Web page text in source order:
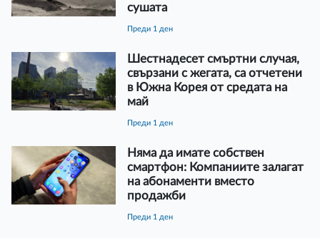
сушата
преди 1 ден
Шестнадесет смъртни случая,
свързани с жегата, са отчетени
в Южна Корея от средата на
май
преди 1 ден
Няма да имате собствен
смартфон: Компаниите залагат
на абонаменти вместо
продажби
преди 1 ден